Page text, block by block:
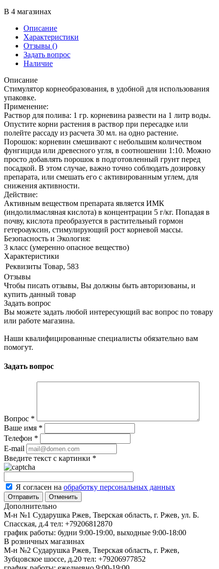
В 4 магазинах
Описание
Характеристики
Отзывы ()
Задать вопрос
Наличие
Описание
Стимулятор корнеобразования, в удобной для использования
упаковке.
Применение:
Раствор для полива: 1 гр. корневина развести на 1 литр воды.
Опустите корни растения в раствор при пересадке или
полейте рассаду из расчета 30 мл. на одно растение.
Порошок: корневин смешивают с небольшим количеством
фунгицида или древесного угля, в соотношении 1:10. Можно
просто добавлять порошок в подготовленный грунт перед
посадкой. В этом случае, важно точно соблюдать дозировку
препарата, или смешать его с активированным углем, для
снижения активности.
Действие:
Активным веществом препарата является ИМК
(индолилмасляная кислота) в концентрации 5 г/кг. Попадая в
почву, кислота преобразуется в растительный гормон
гетероауксин, стимулирующий рост корневой массы.
Безопасность и Экология:
3 класс (умеренно опасное вещество)
Характеристики
Реквизиты Товар, 583
Отзывы
Чтобы писать отзывы, Вы должны быть авторизованы, и
купить данный товар
Задать вопрос
Вы можете задать любой интересующий вас вопрос по товару
или работе магазина.
Наши квалифицированные специалисты обязательно вам
помогут.
Задать вопрос
Вопрос *
Ваше имя *
Телефон *
E-mail
Введите текст с картинки *
Я согласен на обработку персональных данных
Отменить
Дополнительно
М-н №1 Сударушка Ржев, Тверская область, г. Ржев, ул. Б.
Спасская, д.4 тел: +79206812870
график работы: будни 9:00-19:00, выходные 9:00-18:00
В розничных магазинах
М-н №2 Cударушка Ржев, Тверская область, г. Ржев,
Зубцовское шоссе, д.20 тел: +79206977852